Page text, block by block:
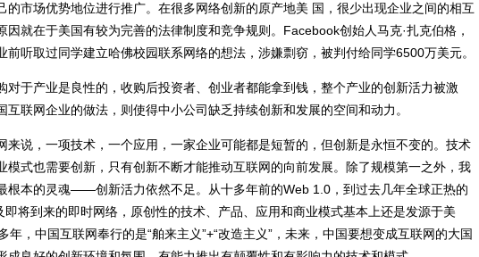
的市场优势地位进行推广。在很多网络创新的原产地美 国，很少出现企业之间的相互
因就在于美国有较为完善的法律制度和竞争规则。Facebook创始人马克·扎克伯格，
前听取过同学建立哈佛校园联系网络的想法，涉嫌剽窃，被判付给同学6500万美元。
于产业是良性的，收购后投资者、创业者都能拿到钱，整个产业的创新活力被激
互联网企业的做法，则使得中小公司缺乏持续创新和发展的空间和动力。
说，一项技术，一个应用，一家企业可能都是短暂的，但创新是永恒不变的。技术
模式也需要创新，只有创新不断才能推动互联网的向前发展。除了规模第一之外，我
根本的灵魂——创新活力依然不足。从十多年前的Web 1.0，到过去几年全球正热的
即将到来的即时网络，原创性的技术、产品、应用和商业模式基本上还是发源于美
年，中国互联网奉行的是“舶来主义”+“改造主义”，未来，中国要想变成互联网的大国